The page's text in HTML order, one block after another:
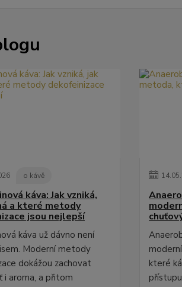
o kávě
káva: Jak vzniká,
a které metody
jsou nejlepší
káva už dávno není
Moderní metody
dokážou zachovat
i aroma, a přitom
14.05.
které